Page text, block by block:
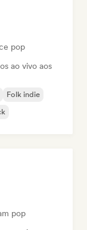
pop
ao vivo aos
Folk indie
pop